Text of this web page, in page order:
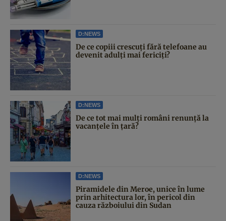
D:NEWS
De ce copiii crescuți fără telefoane au
devenit adulți mai fericiți?
D:NEWS
De ce tot mai mulți români renunță la
vacanțele în țară?
D:NEWS
Piramidele din Meroe, unice în lume
prin arhitectura lor, în pericol din
cauza războiului din Sudan